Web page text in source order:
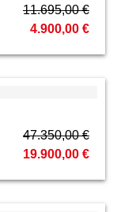
11.695,00 €
4.900,00 €
47.350,00 €
19.900,00 €